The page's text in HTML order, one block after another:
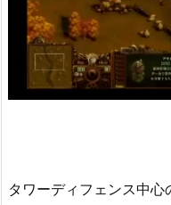
タワーディフェンス中心